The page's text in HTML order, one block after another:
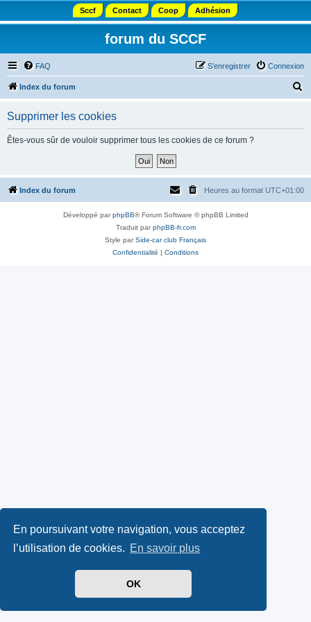
En poursuivant votre navigation, vous acceptez
l’utilisation de cookies. En savoir plus
OK
Sccf Contact Coop Adhésion
forum du SCCF
FAQ Connexion
S’enregistrer
Index du forum
h
Supprimer les cookies
Êtes-vous sûr de vouloir supprimer tous les cookies de ce forum ?
Index du forum Heures au format UTC+01:00
Développé parphpBB® Forum Software © phpBB Limited
Traduit parphpBB-fr.com
Style parSide-car club Français
Confidentialité | Conditions